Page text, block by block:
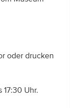
oder drucken
Uhr.